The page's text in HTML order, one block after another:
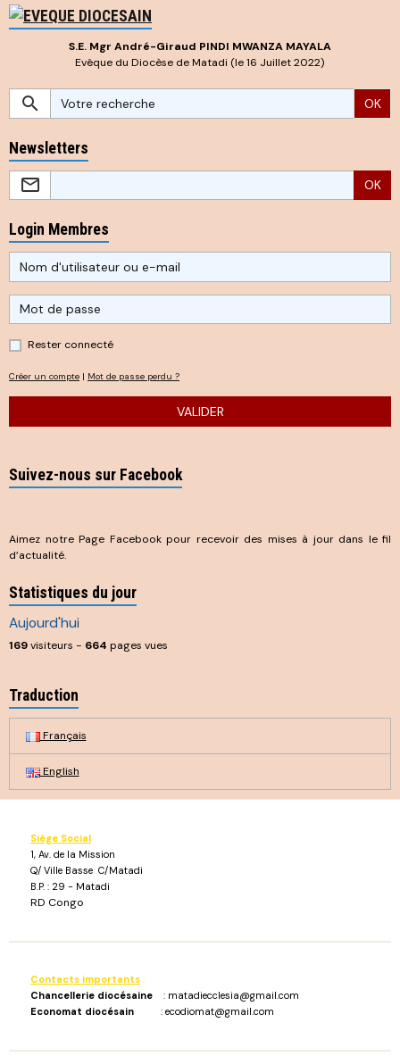
S.E. Mgr André-Giraud PINDI MWANZA MAYALA
Evêque du Diocèse de Matadi (le 16 Juillet 2022)
OK
Newsletters
OK
Login Membres
Rester connecté
Créer un compte | Mot de passe perdu ?
VALIDER
Suivez-nous sur Facebook
Aimez notre Page Facebook pour recevoir des mises à jour dans le fil
d’actualité.
Statistiques du jour
Aujourd'hui
169visiteurs - 664 pages vues
Traduction
Français
English
Siège Social
1, Av. de la Mission
Q/ Ville Basse C/Matadi
B.P. : 29 - Matadi
RD Congo
Contacts importants :
Chancellerie diocésaine : matadiecclesia@gmail.com
Economat diocésain : ecodiomat@gmail.com